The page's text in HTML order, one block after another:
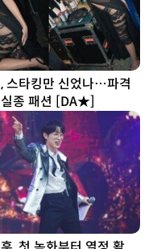
스타킹만 신었나…파격
종 패션 [DA★]